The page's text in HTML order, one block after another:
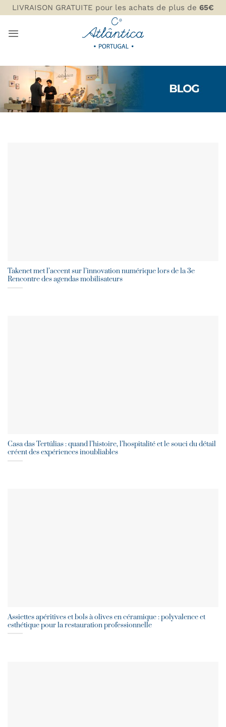
Passer
au
contenu
LIVRAISON GRATUITE pour les achats de plus de 65€
Takenet met l’accent sur l’innovation numérique lors de la 3e
Rencontre des agendas mobilisateurs
Casa das Tertúlias : quand l’histoire, l’hospitalité et le souci du détail
créent des expériences inoubliables
Assiettes apéritives et bols à olives en céramique : polyvalence et
esthétique pour la restauration professionnelle